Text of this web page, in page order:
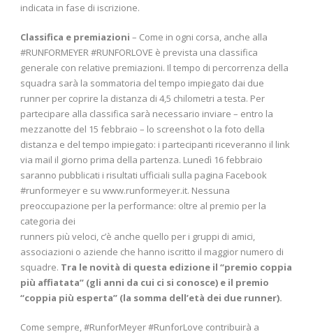
indicata in fase di iscrizione.
Classifica e premiazioni – Come in ogni corsa, anche alla
#RUNFORMEYER #RUNFORLOVE è prevista una classifica
generale con relative premiazioni. Il tempo di percorrenza della
squadra sarà la sommatoria del tempo impiegato dai due
runner per coprire la distanza di 4,5 chilometri a testa. Per
partecipare alla classifica sarà necessario inviare – entro la
mezzanotte del 15 febbraio – lo screenshot o la foto della
distanza e del tempo impiegato: i partecipanti riceveranno il link
via mail il giorno prima della partenza. Lunedì 16 febbraio
saranno pubblicati i risultati ufficiali sulla pagina Facebook
#runformeyer e su www.runformeyer.it. Nessuna
preoccupazione per la performance: oltre al premio per la
categoria dei
runners più veloci, c’è anche quello per i gruppi di amici,
associazioni o aziende che hanno iscritto il maggior numero di
squadre. Tra le novità di questa edizione il “premio coppia
più affiatata” (gli anni da cui ci si conosce) e il premio
“coppia più esperta” (la somma dell’età dei due runner).
Come sempre, #RunforMeyer #RunforLove contribuirà a